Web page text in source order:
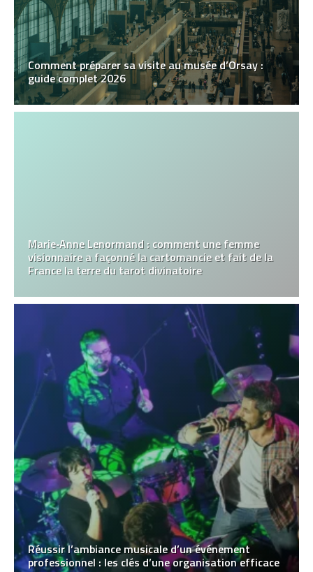
Comment préparer sa visite au musée d’Orsay :
guide complet 2026
Marie‑Anne Lenormand : comment une femme
visionnaire a façonné la cartomancie et fait de la
France la terre du tarot divinatoire
Réussir l’ambiance musicale d’un événement
professionnel : les clés d’une organisation efficace